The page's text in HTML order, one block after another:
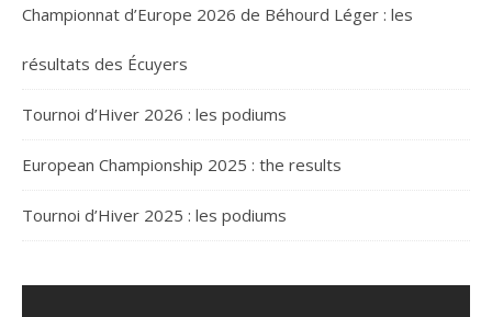
Championnat d’Europe 2026 de Béhourd Léger : les
résultats des Écuyers
Tournoi d’Hiver 2026 : les podiums
European Championship 2025 : the results
Tournoi d’Hiver 2025 : les podiums